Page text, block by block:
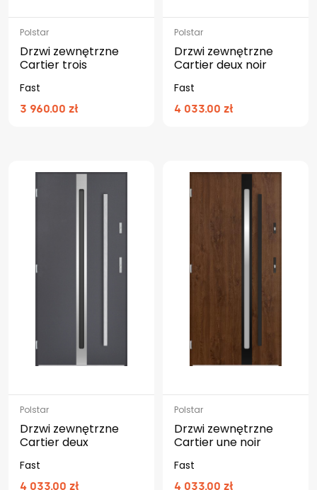
Polstar
Drzwi zewnętrzne
Cartier trois
Fast
3 960.00 zł
Polstar
Drzwi zewnętrzne
Cartier deux noir
Fast
4 033.00 zł
Polstar
Drzwi zewnętrzne
Cartier deux
Fast
4 033.00 zł
Polstar
Drzwi zewnętrzne
Cartier une noir
Fast
4 033.00 zł